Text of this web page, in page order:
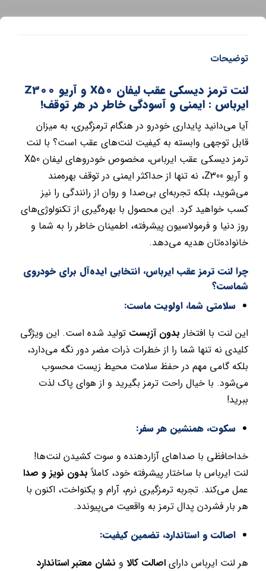
توضیحات
لنت ترمز دیسکی عقب لیفان X50 و آریو Z300
ایرباس : ایمنی و آسودگی خاطر در هر توقف!
آیا می‌دانید پایداری خودرو در هنگام ترمزگیری، به میزان
قابل توجهی وابسته به کیفیت لنت‌های عقب است؟ با لنت
ترمز دیسکی عقب ایرباس، مخصوص خودروهای لیفان X50
و آریو Z300، نه تنها از حداکثر ایمنی در توقف بهره‌مند
می‌شوید، بلکه تجربه‌ای بی‌صدا و روان از رانندگی را نیز
کسب خواهید کرد. این محصول با بهره‌گیری از تکنولوژی‌های
روز دنیا و فرمولاسیون پیشرفته، اطمینان خاطر را به شما و
خانواده‌تان هدیه می‌دهد.
چرا لنت ترمز عقب ایرباس، انتخابی ایده‌آل برای خودروی
شماست؟
سلامتی شما، اولویت ماست:
این لنت با افتخاربدون آزبستتولید شده است. این ویژگی
کلیدی نه تنها شما را از خطرات ذرات مضر دور نگه می‌دارد،
بلکه گامی مهم در حفظ سلامت محیط زیست محسوب
می‌شود. با خیال راحت ترمز بگیرید و از هوای پاک لذت
ببرید!
سکوت، همنشین هر سفر:
خداحافظی با صداهای آزاردهنده و سوت کشیدن لنت‌ها!
لنت ایرباس با ساختار پیشرفته خود، کاملاًبدون نویز و صدا
عمل می‌کند. تجربه ترمزگیری نرم، آرام و یکنواخت، اکنون با
هر بار فشردن پدال ترمز به واقعیت می‌پیوندد.
اصالت و استاندارد، تضمین کیفیت:
هر لنت ایرباس دارایاصالت کالاو نشان معتبر استاندارد